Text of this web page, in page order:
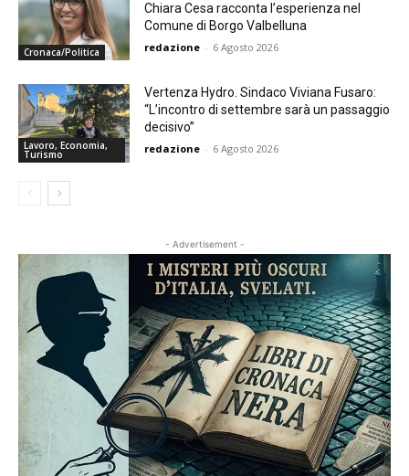
Cronaca/Politica
Chiara Cesa racconta l’esperienza nel
Comune di Borgo Valbelluna
redazione - 6 Agosto 2026
Lavoro, Economia,
Turismo
Vertenza Hydro. Sindaco Viviana Fusaro:
“L’incontro di settembre sarà un passaggio
decisivo”
redazione - 6 Agosto 2026
- Advertisement -